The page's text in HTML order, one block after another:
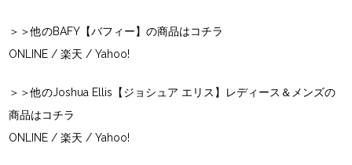
＞＞他のBAFY【バフィー】の商品はコチラ
ONLINE /楽天 /Yahoo!
＞＞他のJoshua Ellis【ジョシュア エリス】レディース＆メンズの
商品はコチラ
ONLINE /楽天 /Yahoo!